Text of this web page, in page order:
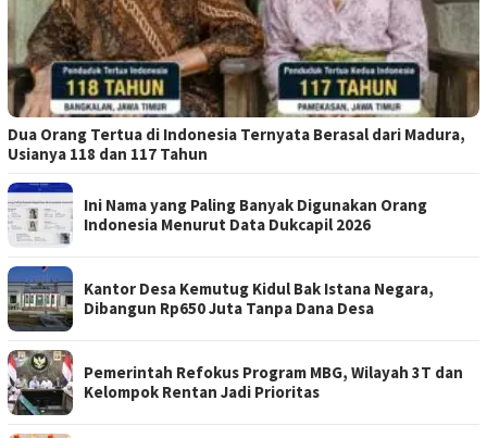
Dua Orang Tertua di Indonesia Ternyata Berasal dari Madura,
Usianya 118 dan 117 Tahun
Ini Nama yang Paling Banyak Digunakan Orang
Indonesia Menurut Data Dukcapil 2026
Kantor Desa Kemutug Kidul Bak Istana Negara,
Dibangun Rp650 Juta Tanpa Dana Desa
Pemerintah Refokus Program MBG, Wilayah 3T dan
Kelompok Rentan Jadi Prioritas